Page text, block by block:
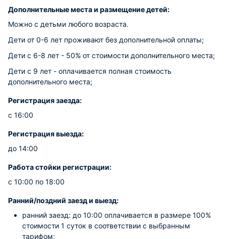
Дополнительные места и размещение детей:
Можно с детьми любого возраста.
Дети от 0-6 лет проживают без дополнительной оплаты;
Дети с 6-8 лет - 50% от стоимости дополнительного места;
Дети с 9 лет - оплачивается полная стоимость
дополнительного места;
Регистрация заезда:
с 16:00
Регистрация выезда:
до 14:00
Работа стойки регистрации:
с 10:00 по 18:00
Ранний/поздний заезд и выезд:
ранний заезд: до 10:00 оплачивается в размере 100%
стоимости 1 суток в соответствии с выбранным
тарифом;